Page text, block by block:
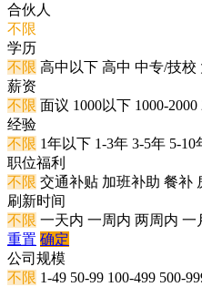
合伙人
不限
学历
不限 高中以下 高中 中专/技校
薪资
不限 面议 1000以下 1000-2000
经验
不限 1年以下 1-3年 3-5年 5-10
职位福利
不限 交通补贴 加班补助 餐补
刷新时间
不限 一天内 一周内 两周内 一
重置 确定
公司规模
不限 1-49 50-99 100-499 500-